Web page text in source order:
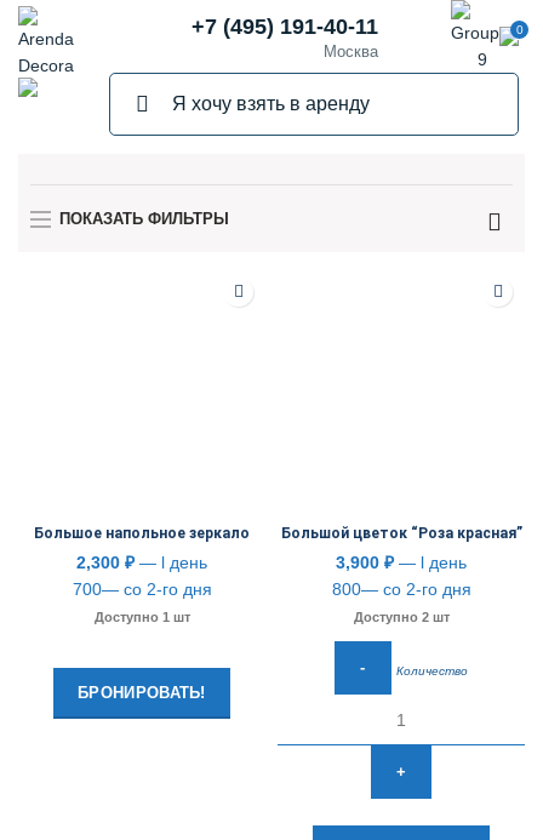
+7 (495) 191-40-11
Москва
0
ПОКАЗАТЬ ФИЛЬТРЫ
Большое напольное зеркало
2,300 ₽— l день
700— со 2-го дня
Доступно 1 шт
БРОНИРОВАТЬ!
Большой цветок “Роза красная”
3,900 ₽— l день
800— со 2-го дня
Доступно 2 шт
Количество